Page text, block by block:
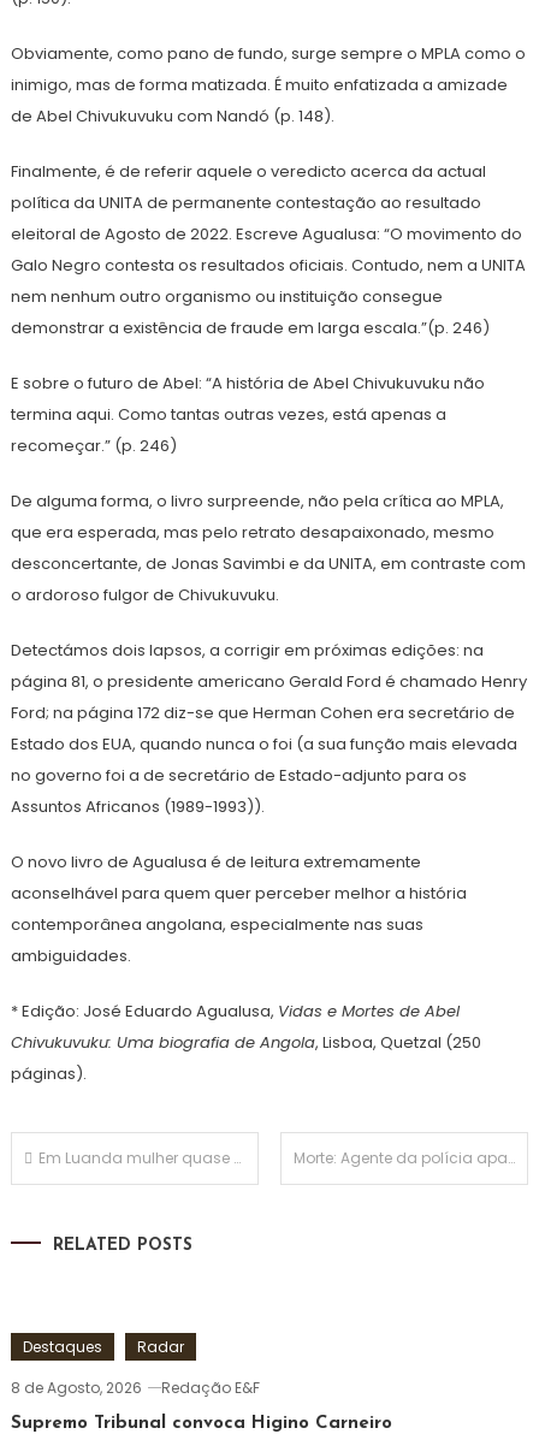
Obviamente, como pano de fundo, surge sempre o MPLA como o
inimigo, mas de forma matizada. É muito enfatizada a amizade
de Abel Chivukuvuku com Nandó (p. 148).
Finalmente, é de referir aquele o veredicto acerca da actual
política da UNITA de permanente contestação ao resultado
eleitoral de Agosto de 2022. Escreve Agualusa: “O movimento do
Galo Negro contesta os resultados oficiais. Contudo, nem a UNITA
nem nenhum outro organismo ou instituição consegue
demonstrar a existência de fraude em larga escala.”(p. 246)
E sobre o futuro de Abel: “A história de Abel Chivukuvuku não
termina aqui. Como tantas outras vezes, está apenas a
recomeçar.” (p. 246)
De alguma forma, o livro surpreende, não pela crítica ao MPLA,
que era esperada, mas pelo retrato desapaixonado, mesmo
desconcertante, de Jonas Savimbi e da UNITA, em contraste com
o ardoroso fulgor de Chivukuvuku.
Detectámos dois lapsos, a corrigir em próximas edições: na
página 81, o presidente americano Gerald Ford é chamado Henry
Ford; na página 172 diz-se que Herman Cohen era secretário de
Estado dos EUA, quando nunca o foi (a sua função mais elevada
no governo foi a de secretário de Estado-adjunto para os
Assuntos Africanos (1989-1993)).
O novo livro de Agualusa é de leitura extremamente
aconselhável para quem quer perceber melhor a história
contemporânea angolana, especialmente nas suas
ambiguidades.
* Edição: José Eduardo Agualusa, Vidas e Mortes de Abel
Chivukuvuku: Uma biografia de Angola, Lisboa, Quetzal (250
páginas).
Navegação
Em Luanda mulher quase perdeu a vida a se masturbar com vibrador Morte: Agente da polícia apanha Director dos RH do MININT na cama com a sua ex-mulher
RELATED POSTS
Destaques
Radar
8 de Agosto, 2026
Redação E&F
Supremo Tribunal convoca Higino Carneiro